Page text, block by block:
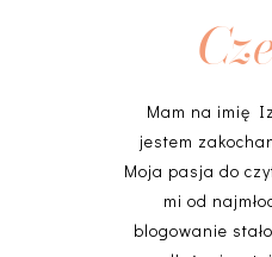
Mam na imię
jestem
Moja pasja do
mi od
blogowanie